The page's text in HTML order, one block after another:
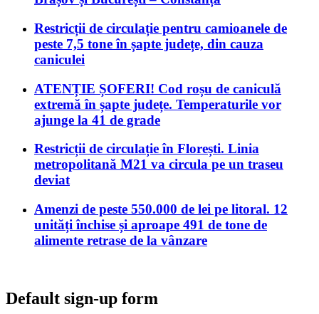
Restricții de circulație pentru camioanele de
peste 7,5 tone în șapte județe, din cauza
caniculei
ATENȚIE ȘOFERI! Cod roșu de caniculă
extremă în șapte județe. Temperaturile vor
ajunge la 41 de grade
Restricții de circulație în Florești. Linia
metropolitană M21 va circula pe un traseu
deviat
Amenzi de peste 550.000 de lei pe litoral. 12
unități închise și aproape 491 de tone de
alimente retrase de la vânzare
Default sign-up form